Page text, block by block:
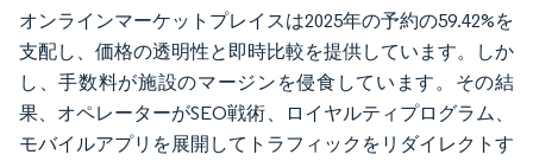
オンラインマーケットプレイスは2025年の予約の59.42%を
支配し、価格の透明性と即時比較を提供しています。しか
し、手数料が施設のマージンを侵食しています。その結
果、オペレーターがSEO戦術、ロイヤルティプログラム、
モバイルアプリを展開してトラフィックをリダイレクトす